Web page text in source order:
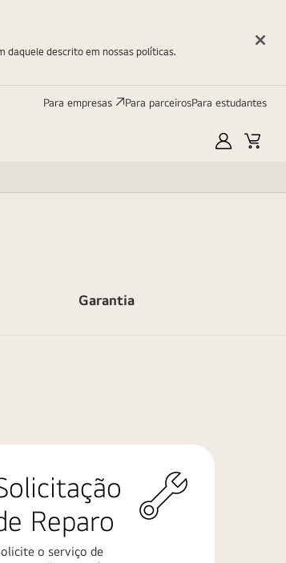
Para empresas Para parceirosPara estudantes
Minha
Garantia
Reparo
o serviço de
daquele descrito em nossas políticas.